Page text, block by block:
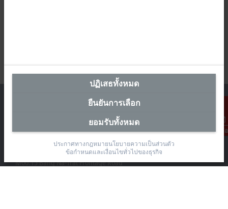
การติดต่อ
สำนักงานผู้แทนประเทศไทย
The Pretium Bang Na, Unit 91/8
Moo.15 Bang Na-Trat Frontage Road
ปฏิเสธทั้งหมด
ยืนยันการเลือก
ยอมรับทั้งหมด
ประกาศทางกฎหมายนโยบายความเป็นส่วนตัว
ข้อกำหนดและเงื่อนไขทั่วไปของธุรกิจ